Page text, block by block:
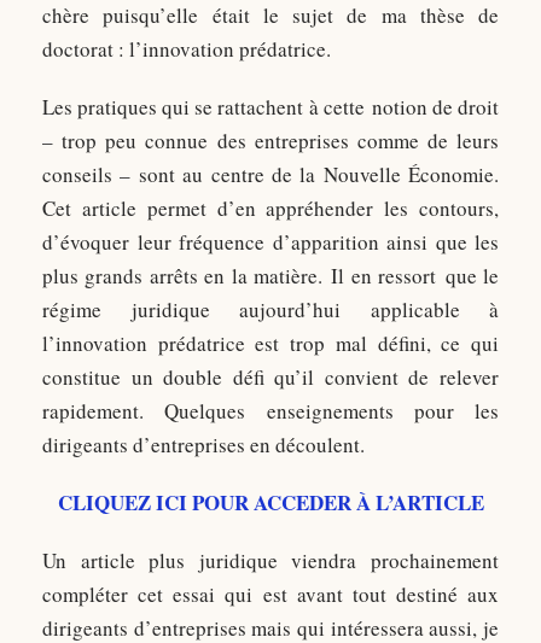
chère puisqu’elle était le sujet de ma thèse de
doctorat : l’innovation prédatrice.
Les pratiques qui se rattachent à cette notion de droit
– trop peu connue des entreprises comme de leurs
conseils – sont au centre de la Nouvelle Économie.
Cet article permet d’en appréhender les contours,
d’évoquer leur fréquence d’apparition ainsi que les
plus grands arrêts en la matière. Il en ressort que le
régime juridique aujourd’hui applicable à
l’innovation prédatrice est trop mal défini, ce qui
constitue un double défi qu’il convient de relever
rapidement. Quelques enseignements pour les
dirigeants d’entreprises en découlent.
CLIQUEZ ICI POUR ACCEDER À L’ARTICLE
Un article plus juridique viendra prochainement
compléter cet essai qui est avant tout destiné aux
dirigeants d’entreprises mais qui intéressera aussi, je